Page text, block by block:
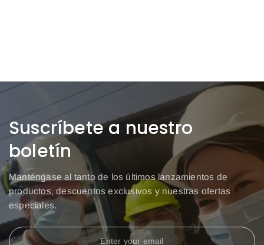
Suscríbete a nuestro
boletín
Manténgase al tanto de los últimos lanzamientos de
productos, descuentos exclusivos y nuestras ofertas
especiales.